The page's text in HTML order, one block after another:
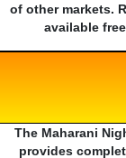
of other markets.
available
The Maharani
provides